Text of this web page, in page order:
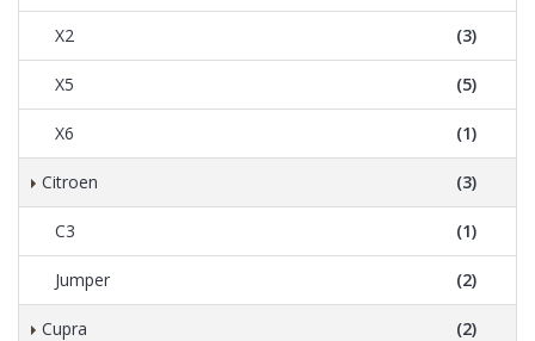
X2 (3)
X5 (5)
X6 (1)
Citroen (3)
C3 (1)
Jumper (2)
Cupra (2)